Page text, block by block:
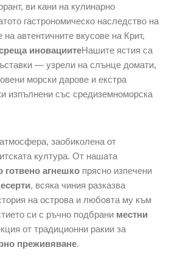
ви кани на кулинарно
гастрономическо наследство на
автентичните вкусове на Крит,
иновациитеНашите ястия са
— узрели на слънце домати,
морски дарове и екстра
изпълнени със средиземноморска
заобиколена от
култура. От нашата
готвено агнешко прясно изпечени
, всяка чиния разказва
на острова и любовта му към
си с ръчно подбрани местни
от традиционни ракии за
преживяване.